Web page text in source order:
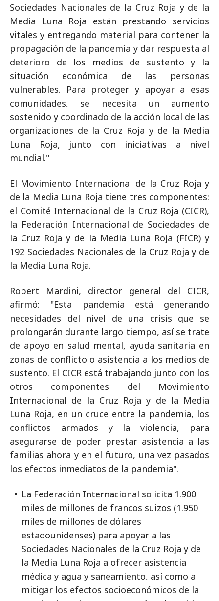
Sociedades Nacionales de la Cruz Roja y de la
Media Luna Roja están prestando servicios
vitales y entregando material para contener la
propagación de la pandemia y dar respuesta al
deterioro de los medios de sustento y la
situación económica de las personas
vulnerables. Para proteger y apoyar a esas
comunidades, se necesita un aumento
sostenido y coordinado de la acción local de las
organizaciones de la Cruz Roja y de la Media
Luna Roja, junto con iniciativas a nivel
mundial."
El Movimiento Internacional de la Cruz Roja y
de la Media Luna Roja tiene tres componentes:
el Comité Internacional de la Cruz Roja (CICR),
la Federación Internacional de Sociedades de
la Cruz Roja y de la Media Luna Roja (FICR) y
192 Sociedades Nacionales de la Cruz Roja y de
la Media Luna Roja.
Robert Mardini, director general del CICR,
afirmó: "Esta pandemia está generando
necesidades del nivel de una crisis que se
prolongarán durante largo tiempo, así se trate
de apoyo en salud mental, ayuda sanitaria en
zonas de conflicto o asistencia a los medios de
sustento. El CICR está trabajando junto con los
otros componentes del Movimiento
Internacional de la Cruz Roja y de la Media
Luna Roja, en un cruce entre la pandemia, los
conflictos armados y la violencia, para
asegurarse de poder prestar asistencia a las
familias ahora y en el futuro, una vez pasados
los efectos inmediatos de la pandemia".
La Federación Internacional solicita 1.900
miles de millones de francos suizos (1.950
miles de millones de dólares
estadounidenses) para apoyar a las
Sociedades Nacionales de la Cruz Roja y de
la Media Luna Roja a ofrecer asistencia
médica y agua y saneamiento, así como a
mitigar los efectos socioeconómicos de la